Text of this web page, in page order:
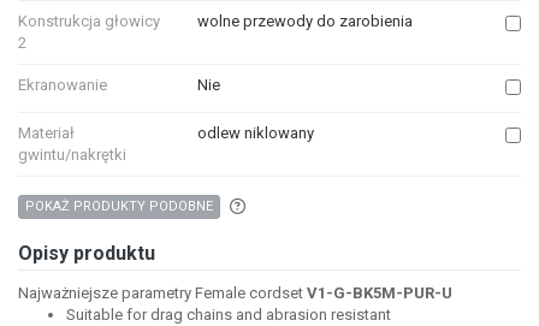
Konstrukcja głowicy
2
wolne przewody do zarobienia
Ekranowanie Nie
Materiał
gwintu/nakrętki
odlew niklowany
POKAŻ PRODUKTY PODOBNE
Opisy produktu
Najważniejsze parametry Female cordset V1-G-BK5M-PUR-U
Suitable for drag chains and abrasion resistant